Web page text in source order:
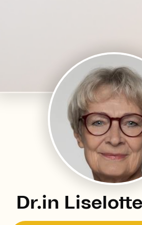
Dr.in